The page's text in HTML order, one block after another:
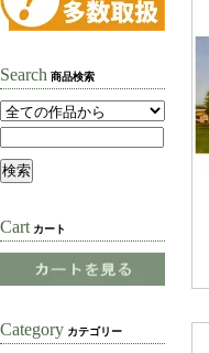
Search 商品検索
Cart カート
Category カテゴリー